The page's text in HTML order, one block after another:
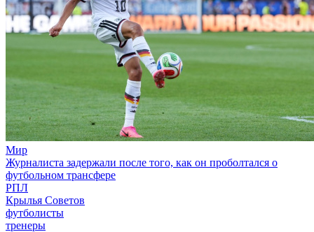
Мир
Журналиста задержали после того, как он проболтался о
футбольном трансфере
РПЛ
Крылья Советов
футболисты
тренеры